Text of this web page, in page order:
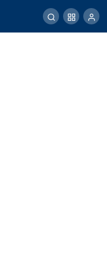
Guncang Bosnia